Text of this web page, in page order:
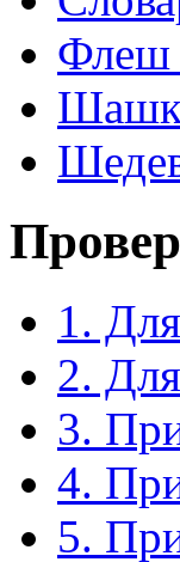
Флеш
1.
2.
3.
4.
5.